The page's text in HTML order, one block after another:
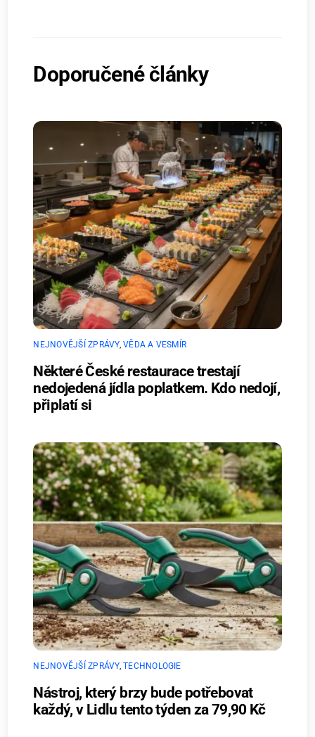
Doporučené články
NEJNOVĚJŠÍ ZPRÁVY,VĚDA A VESMÍR
Některé České restaurace trestají
nedojedená jídla poplatkem. Kdo nedojí,
připlatí si
NEJNOVĚJŠÍ ZPRÁVY,TECHNOLOGIE
Nástroj, který brzy bude potřebovat
každý, v Lidlu tento týden za 79,90 Kč